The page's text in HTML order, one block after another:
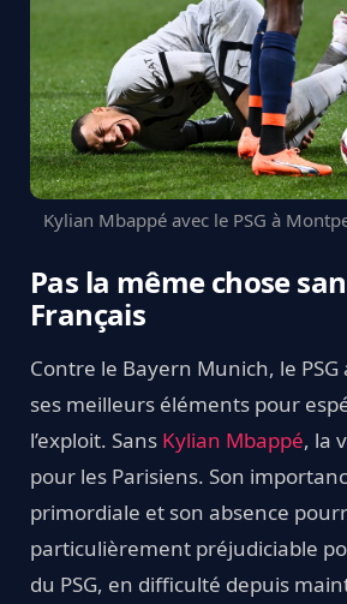
Kylian Mbappé avec le PSG à
Pas la même chose
Français
Contre le Bayern Munich, le
ses meilleurs éléments pour
l’exploit. Sans Kylian Mbappé, la
pour les Parisiens. Son
primordiale et son absence
particulièrement préjudiciable
du PSG, en difficulté depuis